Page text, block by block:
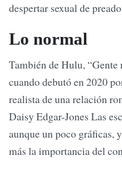
despertar sexual de
Lo normal
También de Hulu, “Gente
cuando debutó en 2020
realista de una relación
Daisy Edgar-Jones Las
aunque un poco gráficas,
más la importancia del